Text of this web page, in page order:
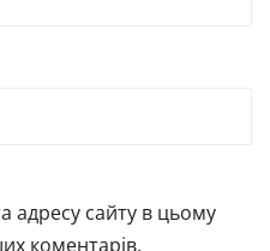
адресу сайту в цьому
коментарів.